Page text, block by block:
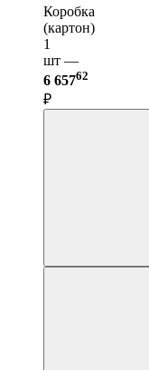
Коробка
(картон)
1
шт —
6 65762
₽